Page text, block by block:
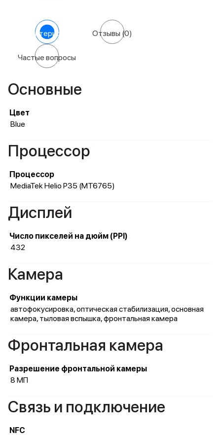
Характеристики Отзывы (0)
Частые вопросы
Основные
Цвет
Blue
Процессор
Процессор
MediaTek Helio P35 (MT6765)
Дисплей
Число пикселей на дюйм (PPI)
432
Камера
Функции камеры
автофокусировка, оптическая стабилизация, основная
камера, тыловая вспышка, фронтальная камера
Фронтальная камера
Разрешение фронтальной камеры
8 МП
Связь и подключение
NFC